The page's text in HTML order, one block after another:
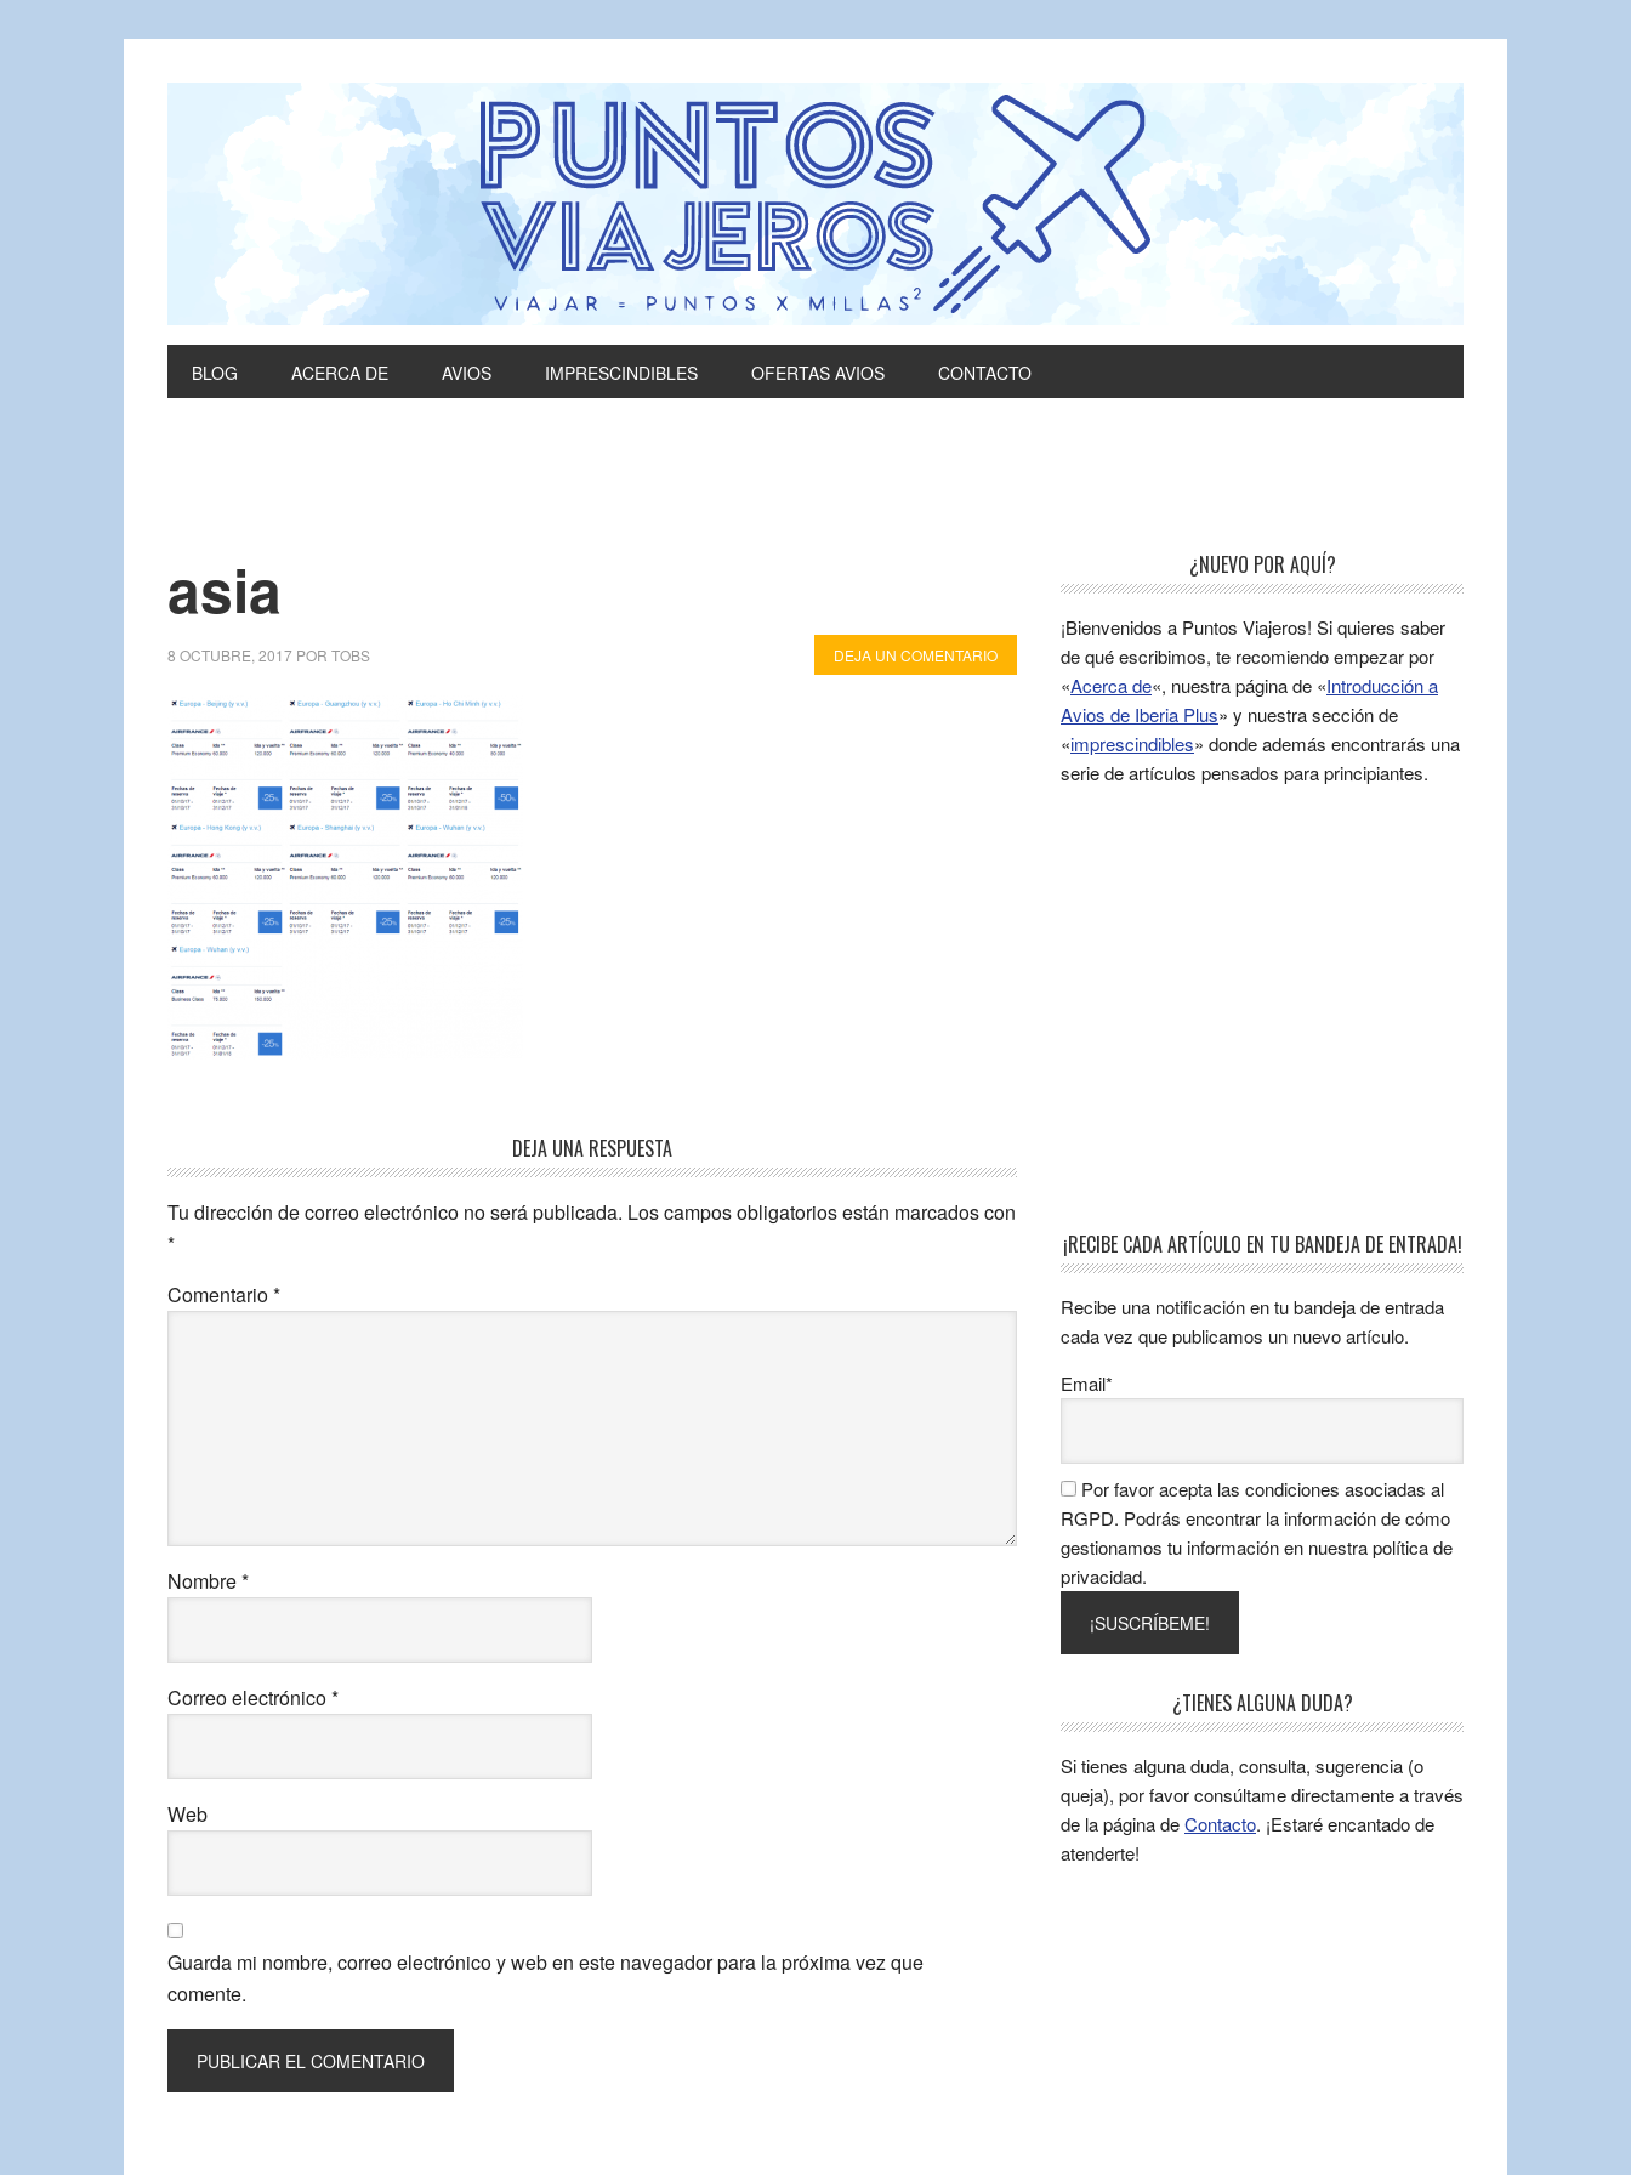
BLOG ACERCA DE AVIOS IMPRESCINDIBLES OFERTAS AVIOS CONTACTO
asia
8 OCTUBRE, 2017 POR TOBS DEJA UN COMENTARIO
DEJA UNA RESPUESTA
Tu dirección de correo electrónico no será publicada. Los campos obligatorios están marcados con
*
Comentario*
Nombre*
Correo electrónico*
Web
Guarda mi nombre, correo electrónico y web en este navegador para la próxima vez que
comente.
¿NUEVO POR AQUÍ?
¡Bienvenidos a Puntos Viajeros! Si quieres saber
de qué escribimos, te recomiendo empezar por
«Acerca de«, nuestra página de «Introducción a
Avios de Iberia Plus» y nuestra sección de
«imprescindibles» donde además encontrarás una
serie de artículos pensados para principiantes.
¡RECIBE CADA ARTÍCULO EN TU BANDEJA DE ENTRADA!
Recibe una notificación en tu bandeja de entrada
cada vez que publicamos un nuevo artículo.
Email*
Por favor acepta las condiciones asociadas al
RGPD. Podrás encontrar la información de cómo
gestionamos tu información en nuestra política de
privacidad.
¿TIENES ALGUNA DUDA?
Si tienes alguna duda, consulta, sugerencia (o
queja), por favor consúltame directamente a través
de la página deContacto. ¡Estaré encantado de
atenderte!